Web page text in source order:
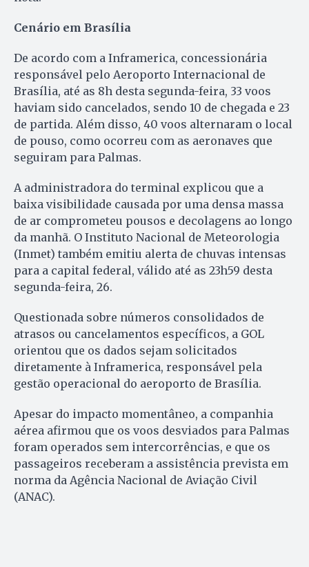
Cenário em Brasília
De acordo com a Inframerica, concessionária
responsável pelo Aeroporto Internacional de
Brasília, até as 8h desta segunda-feira, 33 voos
haviam sido cancelados, sendo 10 de chegada e 23
de partida. Além disso, 40 voos alternaram o local
de pouso, como ocorreu com as aeronaves que
seguiram para Palmas.
A administradora do terminal explicou que a
baixa visibilidade causada por uma densa massa
de ar comprometeu pousos e decolagens ao longo
da manhã. O Instituto Nacional de Meteorologia
(Inmet) também emitiu alerta de chuvas intensas
para a capital federal, válido até as 23h59 desta
segunda-feira, 26.
Questionada sobre números consolidados de
atrasos ou cancelamentos específicos, a GOL
orientou que os dados sejam solicitados
diretamente à Inframerica, responsável pela
gestão operacional do aeroporto de Brasília.
Apesar do impacto momentâneo, a companhia
aérea afirmou que os voos desviados para Palmas
foram operados sem intercorrências, e que os
passageiros receberam a assistência prevista em
norma da Agência Nacional de Aviação Civil
(ANAC).